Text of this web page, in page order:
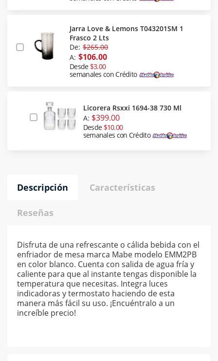
Jarra Love & Lemons T043201SM 1
Frasco 2 Lts
De: $265.00
A: $106.00
Desde $3.00
semanales con Crédito
Licorera Rsxxi 1694-38 730 Ml
A: $399.00
Desde $10.00
semanales con Crédito
Descripción Características
Reseñas
Disfruta de una refrescante o cálida bebida con el
enfriador de mesa marca Mabe modelo EMM2PB
en color blanco. Cuenta con salida de agua fría y
caliente para que al instante tengas disponible la
temperatura que necesitas. Integra luces
indicadoras y termostato haciendo de esta
manera más fácil su uso. ¡Encuéntralo a un
increíble precio!